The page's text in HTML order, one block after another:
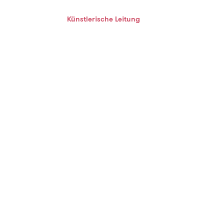
Künstlerische Leitung